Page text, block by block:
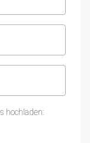
hochladen: